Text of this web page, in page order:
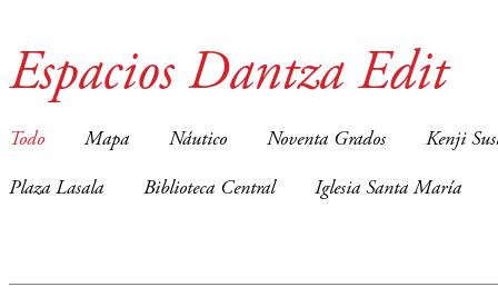
Espacios Dantza Edit
Todo Mapa Náutico Noventa Grados Kenji
Plaza Lasala Biblioteca Central Iglesia Santa María